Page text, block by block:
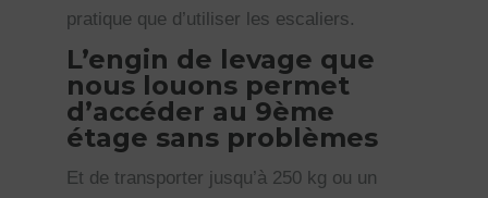
pratique que d’utiliser les escaliers.
L’engin de levage que
nous louons permet
d’accéder au 9ème
étage sans problèmes
Et de transporter jusqu’à 250 kg ou un